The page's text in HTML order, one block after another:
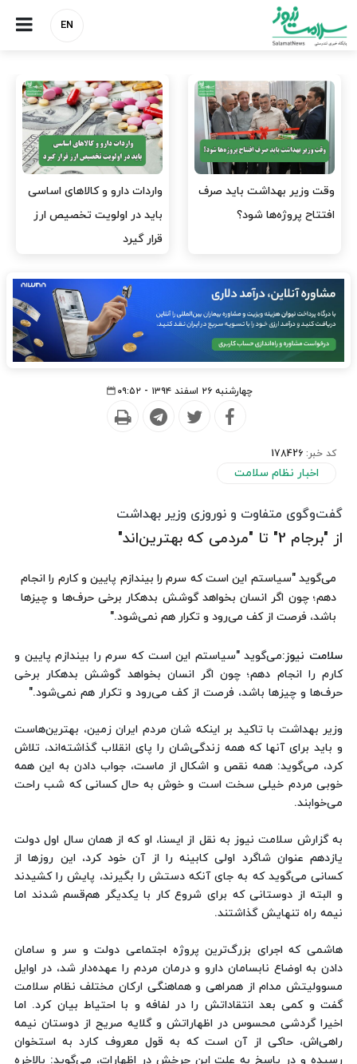
EN
وقت وزیر بهداشت باید صرف
افتتاح پروژه‌ها شود؟
واردات دارو و کالاهای اساسی
باید در اولویت تخصیص ارز
قرار گیرد
چهارشنبه ۲۶ اسفند ۱۳۹۴ - ۰۹:۵۲
کد خبر: 178426
اخبار نظام سلامت
گفت‌وگوی متفاوت و نوروزی وزیر بهداشت
از "برجام 2" تا "مردمی که بهترین‌اند"
می‌گوید "سیاستم این است که سرم را بیندازم پایین و کارم را انجام
دهم؛ چون اگر انسان بخواهد گوشش بدهکار برخی حرف‌ها و چیزها
باشد، فرصت از کف می‌رود و تکرار هم نمی‌شود."
سلامت نیوز:می‌گوید "سیاستم این است که سرم را بیندازم پایین و
کارم را انجام دهم؛ چون اگر انسان بخواهد گوشش بدهکار برخی
حرف‌ها و چیزها باشد، فرصت از کف می‌رود و تکرار هم نمی‌شود."
وزیر بهداشت با تاکید بر اینکه شان مردم ایران زمین، بهترین‌هاست
و باید برای آنها که همه زندگی‌شان را پای انقلاب گذاشته‌اند، تلاش
کرد، می‌گوید: همه نقص و اشکال از ماست، جواب دادن به این همه
خوبی مردم خیلی سخت است و خوش به حال کسانی که شب راحت
می‌خوابند.
به گزارش سلامت نیوز به نقل از ایسنا، او که از همان سال اول دولت
یازدهم عنوان شاگرد اولی کابینه را از آن خود کرد، این روزها از
کسانی می‌گوید که به جای آنکه دستش را بگیرند، پایش را کشیدند
و البته از دوستانی که برای شروع کار با یکدیگر هم‌قسم شدند اما
نیمه راه تنهایش گذاشتند.
هاشمی که اجرای بزرگ‌ترین پروژه اجتماعی دولت و سر و سامان
دادن به اوضاع نابسامان دارو و درمان مردم را عهده‌دار شد، در اوایل
مسوولیتش مدام از همراهی و هماهنگی ارکان مختلف نظام سلامت
‌گفت و کمی بعد انتقاداتش را در لفافه و با احتیاط بیان کرد. اما
اخیرا گردشی محسوس در اظهاراتش و گلایه صریح از دوستان نیمه‌
راهی‌اش، حاکی از آن است که به قول معروف کارد به استخوان
رسیده و در پاسخ به علت این چرخش در اظهارات، می‌گوید: بالاخره